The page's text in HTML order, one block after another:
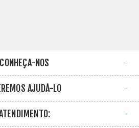
CONHEÇA-NOS
AJUDÁ-LO